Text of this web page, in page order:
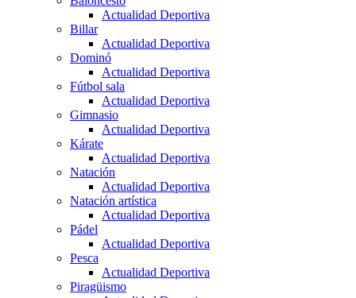
Actualidad Deportiva
Billar
Actualidad Deportiva
Dominó
Actualidad Deportiva
Fútbol sala
Actualidad Deportiva
Gimnasio
Actualidad Deportiva
Kárate
Actualidad Deportiva
Natación
Actualidad Deportiva
Natación artística
Actualidad Deportiva
Pádel
Actualidad Deportiva
Pesca
Actualidad Deportiva
Piragüismo